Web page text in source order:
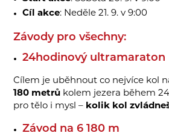
Cíl akce: Neděle 21. 9. v 9:00
Závody pro všechny:
24hodinový ultramaraton
Cílem je uběhnout co nejvíce kol
180 metrů kolem jezera během
pro tělo i mysl – kolik kol
Závod na 6 180 m